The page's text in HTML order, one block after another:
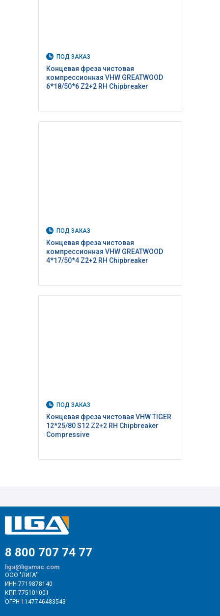
ПОД ЗАКАЗ
Концевая фреза чистовая
компрессионная VHW GREATWOOD
6*18/50*6 Z2+2 RH Сhipbreaker
ПОД ЗАКАЗ
Концевая фреза чистовая
компрессионная VHW GREATWOOD
4*17/50*4 Z2+2 RH Сhipbreaker
ПОД ЗАКАЗ
Концевая фреза чистовая VHW TIGER
12*25/80 S12 Z2+2 RH Сhipbreaker
Compressive
8 800 707 74 77
liga@ligamac.com
ООО "ЛИГА"
ИНН 7719878140
КПП 775101001
ОГРН 1147746483543